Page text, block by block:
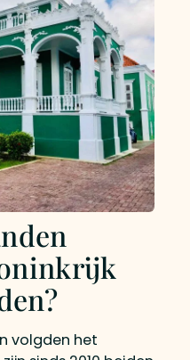
volgden het